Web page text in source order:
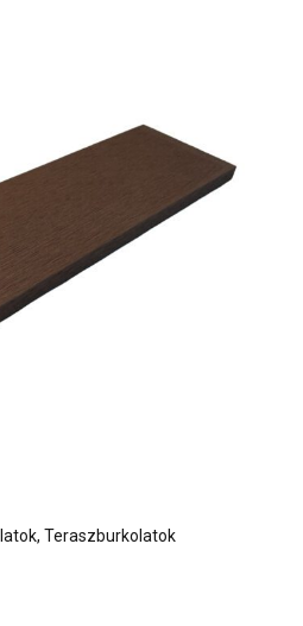
Teraszburkolatok